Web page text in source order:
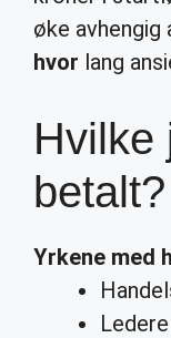
øke avhengig
hvor lang
Hvilke
betalt?
Yrkene med